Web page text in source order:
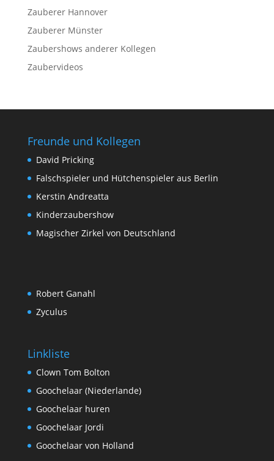
Zauberer Hannover
Zauberer Münster
Zaubershows anderer Kollegen
Zaubervideos
Freunde und Kollegen
David Pricking
Falschspieler und Hütchenspieler aus Berlin
Kerstin Andreatta
Kinderzaubershow
Magischer Zirkel von Deutschland
Robert Ganahl
Zyculus
Linkliste
Clown Tom Bolton
Goochelaar (Niederlande)
Goochelaar huren
Goochelaar Jordi
Goochelaar von Holland